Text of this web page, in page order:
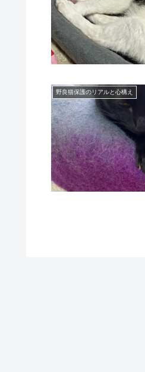
野良猫保護のリアルと心構え